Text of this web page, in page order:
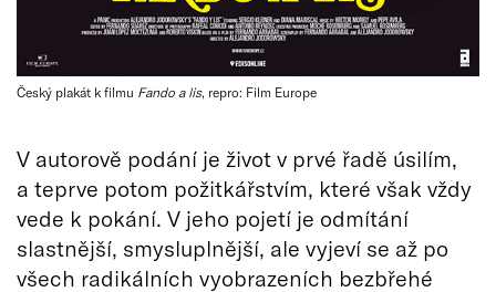
Český plakát k filmu Fando a lis, repro: Film Europe
V autorově podání je život v prvé řadě úsilím,
a teprve potom požitkářstvím, které však vždy
vede k pokání. V jeho pojetí je odmítání
slastnější, smysluplnější, ale vyjeví se až po
všech radikálních vyobrazeních bezbřehé